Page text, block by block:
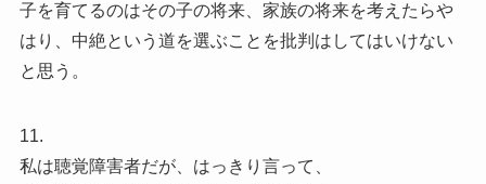
子を育てるのはその子の将来、家族の将来を考えたらや
はり、中絶という道を選ぶことを批判はしてはいけない
と思う。
11.
私は聴覚障害者だが、はっきり言って、